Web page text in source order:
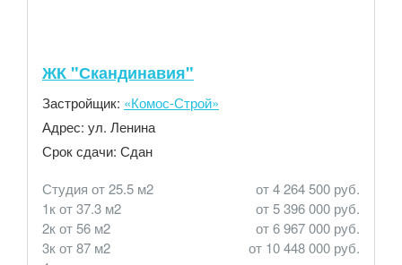
ЖК "Скандинавия"
Застройщик: «Комос-Строй»
Адрес: ул. Ленина
Срок сдачи: Сдан
Студия от 25.5 м2
от 4 264 500 руб.
1к от 37.3 м2
от 5 396 000 руб.
2к от 56 м2
от 6 967 000 руб.
3к от 87 м2
от 10 448 000 руб.